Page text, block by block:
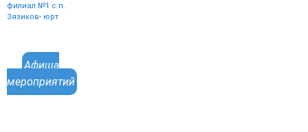
филиал №1 с.п.
Зязиков- юрт
Афиша
мероприятий